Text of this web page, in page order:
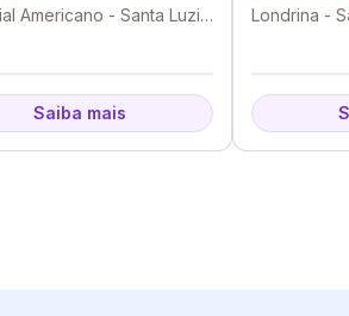
Americano - Santa Luzia
Saiba mais
Londrina -